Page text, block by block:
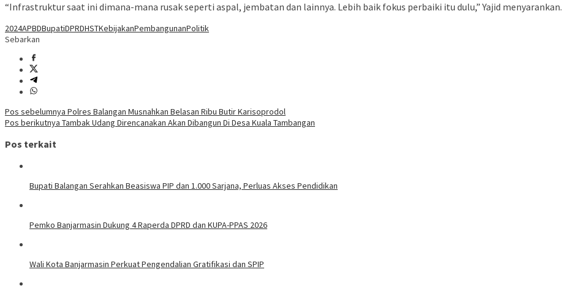
“Infrastruktur saat ini dimana-mana rusak seperti aspal, jembatan dan lainnya. Lebih baik fokus perbaiki itu dulu,” Yajid menyarankan.
2024APBDBupatiDPRDHSTKebijakanPembangunanPolitik
Sebarkan
Navigasi
pos
Pos sebelumnya Polres Balangan Musnahkan Belasan Ribu Butir Karisoprodol
Pos berikutnya Tambak Udang Direncanakan Akan Dibangun Di Desa Kuala Tambangan
Pos terkait
Bupati Balangan Serahkan Beasiswa PIP dan 1.000 Sarjana, Perluas Akses Pendidikan
Pemko Banjarmasin Dukung 4 Raperda DPRD dan KUPA-PPAS 2026
Wali Kota Banjarmasin Perkuat Pengendalian Gratifikasi dan SPIP